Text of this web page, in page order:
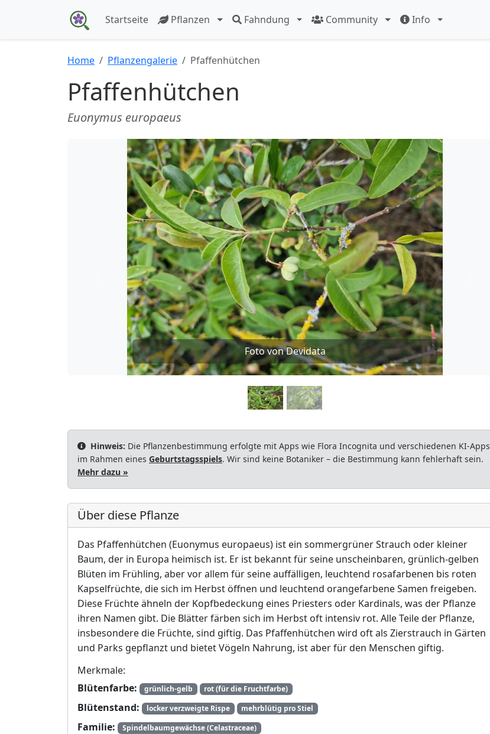
Startseite Pflanzen Fahndung Community Info
Home Pflanzengalerie Pfaffenhütchen
Pfaffenhütchen
Euonymus europaeus
Foto von Devidata
Zurück
Hinweis: Die Pflanzenbestimmung erfolgte mit Apps wie Flora Incognita und verschiedenen KI-Apps
im Rahmen eines Geburtstagsspiels. Wir sind keine Botaniker – die Bestimmung kann fehlerhaft sein.
Mehr dazu »
Über diese Pflanze
Das Pfaffenhütchen (Euonymus europaeus) ist ein sommergrüner Strauch oder kleiner
Baum, der in Europa heimisch ist. Er ist bekannt für seine unscheinbaren, grünlich-gelben
Blüten im Frühling, aber vor allem für seine auffälligen, leuchtend rosafarbenen bis roten
Kapselfrüchte, die sich im Herbst öffnen und leuchtend orangefarbene Samen freigeben.
Diese Früchte ähneln der Kopfbedeckung eines Priesters oder Kardinals, was der Pflanze
ihren Namen gibt. Die Blätter färben sich im Herbst oft intensiv rot. Alle Teile der Pflanze,
insbesondere die Früchte, sind giftig. Das Pfaffenhütchen wird oft als Zierstrauch in Gärten
und Parks gepflanzt und bietet Vögeln Nahrung, ist aber für den Menschen giftig.
Merkmale:
Blütenfarbe:
grünlich-gelb rot (für die Fruchtfarbe)
Blütenstand: locker verzweigte Rispe mehrblütig pro Stiel
Familie: Spindelbaumgewächse (Celastraceae)